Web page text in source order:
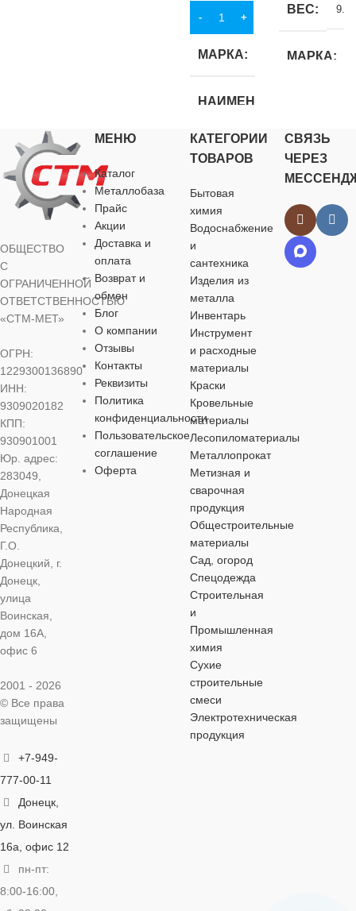
базальт
ТОЛЩИНА 50
ШИРИНА 600
ПЛОТНОСТЬ, (КГ/М³)
50
КОЭФФ.
ТЕПЛОПРОВОДНОСТИ
ШТУК В УПАКОВКЕ
В КОРЗИНУ
МАРКА Isover
НАИМЕНОВАНИЕ
Твин
МАТЕРИАЛ
ТОЛЩИНА
ДЛИНА
ШИРИНА
ПЛОТНОСТЬ, (КГ/М³)
КОЭФФ.
ТЕПЛОПРОВОДНОСТИ
0.04
ГРУППА ГОРЮЧЕСТИ
НГ
М³ В УПАКОВКЕ
ВЕС 9.6
МАРКА
Изолайт
ОБЩЕСТВО
С
ОГРАНИЧЕННОЙ
ОТВЕТСТВЕННОСТЬЮ
«СТМ-МЕТ»
ОГРН:
1229300136890
ИНН:
9309020182
КПП:
930901001
Юр. адрес:
283049,
Донецкая
Народная
Республика,
Г.О.
Донецкий, г.
Донецк,
улица
Воинская,
дом 16А,
офис 6
2001 - 2026
© Все права
защищены
+7-949-
777-00-11
Донецк,
ул. Воинская
16а, офис 12
пн-пт:
8:00-16:00,
МЕНЮ
Каталог
Металлобаза
Прайс
Акции
Доставка и
оплата
Возврат и
обмен
Блог
О компании
Отзывы
Контакты
Реквизиты
Политика
конфиденциальности
Пользовательское
соглашение
Оферта
КАТЕГОРИИ
ТОВАРОВ
Бытовая
химия
Водоснабжение
и
сантехника
Изделия из
металла
Инвентарь
Инструмент
и расходные
материалы
Краски
Кровельные
материалы
Лесопиломатериалы
Металлопрокат
Метизная и
сварочная
продукция
Общестроительные
материалы
Сад, огород
Спецодежда
Строительная
и
Промышленная
химия
Сухие
строительные
смеси
Электротехническая
продукция
СВЯЗЬ
ЧЕРЕЗ